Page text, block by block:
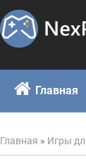
Главная
Главная » Игры